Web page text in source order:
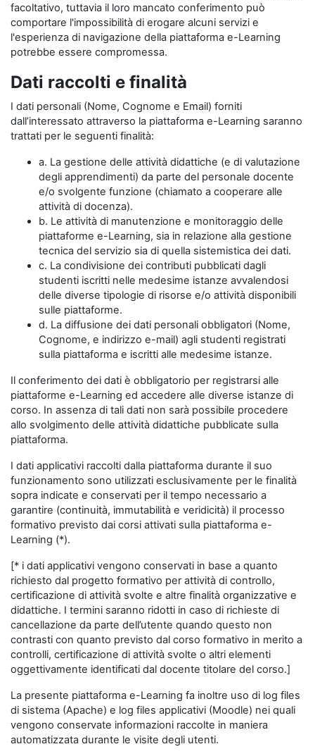
facoltativo, tuttavia il loro mancato conferimento può
comportare l'impossibilità di erogare alcuni servizi e
l'esperienza di navigazione della piattaforma e-Learning
potrebbe essere compromessa.
Dati raccolti e finalità
I dati personali (Nome, Cognome e Email) forniti
dall’interessato attraverso la piattaforma e-Learning saranno
trattati per le seguenti finalità:
a. La gestione delle attività didattiche (e di valutazione
degli apprendimenti) da parte del personale docente
e/o svolgente funzione (chiamato a cooperare alle
attività di docenza).
b. Le attività di manutenzione e monitoraggio delle
piattaforme e-Learning, sia in relazione alla gestione
tecnica del servizio sia di quella sistemistica dei dati.
c. La condivisione dei contributi pubblicati dagli
studenti iscritti nelle medesime istanze avvalendosi
delle diverse tipologie di risorse e/o attività disponibili
sulle piattaforme.
d. La diffusione dei dati personali obbligatori (Nome,
Cognome, e indirizzo e-mail) agli studenti registrati
sulla piattaforma e iscritti alle medesime istanze.
Il conferimento dei dati è obbligatorio per registrarsi alle
piattaforme e-Learning ed accedere alle diverse istanze di
corso. In assenza di tali dati non sarà possibile procedere
allo svolgimento delle attività didattiche pubblicate sulla
piattaforma.
I dati applicativi raccolti dalla piattaforma durante il suo
funzionamento sono utilizzati esclusivamente per le finalità
sopra indicate e conservati per il tempo necessario a
garantire (continuità, immutabilità e veridicità) il processo
formativo previsto dai corsi attivati sulla piattaforma e-
Learning (*).
[* i dati applicativi vengono conservati in base a quanto
richiesto dal progetto formativo per attività di controllo,
certificazione di attività svolte e altre finalità organizzative e
didattiche. I termini saranno ridotti in caso di richieste di
cancellazione da parte dell’utente quando questo non
contrasti con quanto previsto dal corso formativo in merito a
controlli, certificazione di attività svolte o altri elementi
oggettivamente identificati dal docente titolare del corso.]
La presente piattaforma e-Learning fa inoltre uso di log files
di sistema (Apache) e log files applicativi (Moodle) nei quali
vengono conservate informazioni raccolte in maniera
automatizzata durante le visite degli utenti.